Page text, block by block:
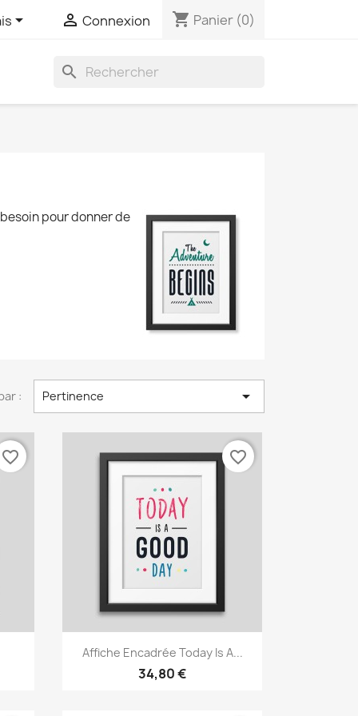
  Connexion shopping_cart Panier (0)
search
pour donner de
: Pertinence 
favorite_border
Aperçu rapide
Affiche Encadrée Today Is A...
34,80 €
favorite_border